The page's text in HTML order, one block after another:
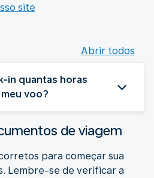
site
Abrir todos
in quantas horas
voo?
de viagem
para começar sua
Lembre-se de verificar a